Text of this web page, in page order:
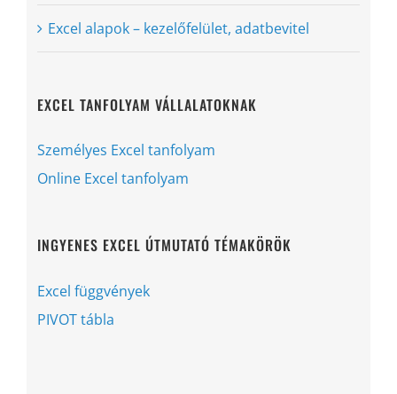
Excel alapok – kezelőfelület, adatbevitel
EXCEL TANFOLYAM VÁLLALATOKNAK
Személyes Excel tanfolyam
Online Excel tanfolyam
INGYENES EXCEL ÚTMUTATÓ TÉMAKÖRÖK
Excel függvények
PIVOT tábla